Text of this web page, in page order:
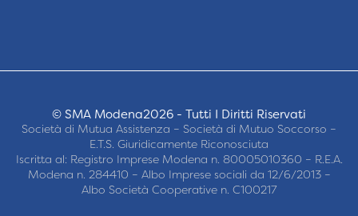
© SMA Modena2026 - Tutti I Diritti Riservati
Società di Mutua Assistenza – Società di Mutuo Soccorso –
E.T.S. Giuridicamente Riconosciuta
Iscritta al: Registro Imprese Modena n. 80005010360 – R.E.A.
Modena n. 284410 – Albo Imprese sociali da 12/6/2013 –
Albo Società Cooperative n. C100217